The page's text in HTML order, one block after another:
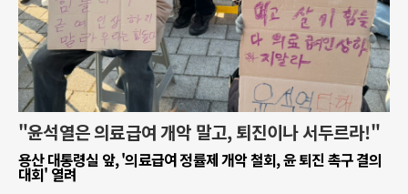
"윤석열은 의료급여 개악 말고, 퇴진이나 서두르라!"
용산 대통령실 앞, '의료급여 정률제 개악 철회, 윤 퇴진 촉구 결의
대회' 열려